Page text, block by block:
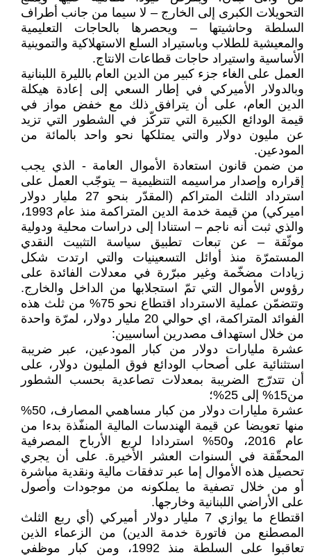
التحويلات الكبرى إلى الخارج – لا سيما من جانب أطراف
السلطة وحاشيتها – ويحصرها بالحاجات التعليمية
والمعيشية للطلاب وباستيراد السلع الاستهلاكية والتموينية
الأساسية واستيراد حاجات قطاعات الانتاج.
العمل على الغاء جزء كبير من الدين العام بالليرة اللبنانية
وبالدولار الأميركي في إطار السعي إلى إعادة هيكلة
الدين العام، على أن يترافق ذلك مع خفض مواز في
قيمة الودائع الكبيرة التي تتركّز في الشطور التي تزيد
عن مليون دولار والتي يمتلكها نحو واحد بالمائة من
المودعين.
من ضمن قانون استعادة الأموال العامة - الذي يجب
إقراره وإصدار مراسيمه التنظيمية – يتوجّب العمل على
استرداد الثلث المتراكم (المقدّر بنحو 27 مليار دولار
اميركي) من قيمة خدمة الدين المتراكمة منذ عام 1993،
والذي ثبت أنه ناجم – استنادا إلى دراسات محلية ودولية
موثّقة – عن تبعات تطبيق سياسة التثبيت النقدي
المستمرّة منذ أوائل التسعينيات والتي ارتدت شكل
زيادات مضخّمة وغير مبرّرة في معدلات الفائدة على
رؤوس الأموال التي تمّ استجلابها من الداخل والخارج.
وتتضمّن عملية الاسترداد اقتطاع نحو 75% من ثلث هذه
الفوائد المتراكمة، اي حوالي 20 مليار دولار، لمرّة واحدة
من خلال استهداف مصدرين أساسيين:
عشرة مليارات دولار من كبار المودعين، عبر ضريبة
استثنائية على أصحاب الودائع فوق المليون دولار، على
أن تتدرّج الضريبة بمعدلات تصاعدية بحسب الشطور
من15% إلى 25%؛
عشرة مليارات دولار من كبار مساهمي المصارف، 50%
منها تعويضا عن قيمة الهندسات المالية المنفّذة بدءا من
عام 2016، و50% استردادا لربع الأرباح المصرفية
المحقّقة في السنوات العشر الأخيرة. على أن يجري
تحصيل هذه الأموال إما عبر تدفقات مالية ونقدية مباشرة
أو من خلال تصفية ما يملكونه من موجودات وأصول
على الأراضي اللبنانية وخارجها.
اقتطاع ما يوازي 7 مليار دولار أميركي (أي ربع الثلث
المصطنع من فاتورة خدمة الدين) من الزعماء الذين
تعاقبوا على السلطة منذ 1992، ومن كبار موظفي